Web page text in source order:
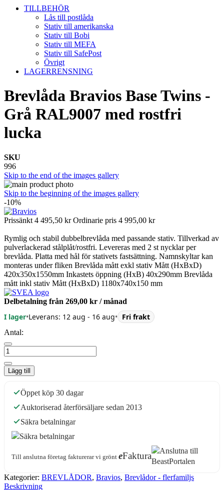
TILLBEHÖR
Lås till postlåda
Stativ till amerikanska
Stativ till Bobi
Stativ till MEFA
Stativ till SafePost
Övrigt
LAGERRENSNING
Brevlåda Bravios Base Twins -
Grå RAL9007 med rostfri
lucka
SKU
996
Skip to the end of the images gallery
Skip to the beginning of the images gallery
-10%
Prissänkt 4 495,50 kr Ordinarie pris 4 995,00 kr
Rymlig och stabil dubbelbrevlåda med passande stativ. Tillverkad av
pulverlackerad stålplåt/rostfri. Levereras med 2 st nycklar per
brevlåda. Platta med hål för stativets fastsättning. Namnskyltar kan
monteras under fliken Brevlåda mått exkl stativ Mått (HxBxD)
420x350x1550mm Inkastets öppning (HxB) 40x290mm Brevlåda
mått inkl stativ Mått (HxBxD) 1180x740x150 mm
Delbetalning från 269,00 kr / månad
I lager•Leverans: 12 aug - 16 aug• Fri frakt
Antal:
Lägg till
Öppet köp 30 dagar
Auktoriserad återförsäljare sedan 2013
Säkra betalningar
Till anslutna företag fakturerar vi grönt eFaktura
Kategorier: BREVLÅDOR, Bravios, Brevlådor - flerfamiljs
Beskrivning